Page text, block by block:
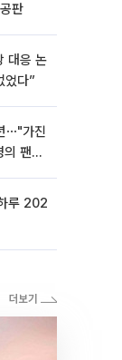
판
대응 논
었다”
⋯"가진
의 팬
루 202